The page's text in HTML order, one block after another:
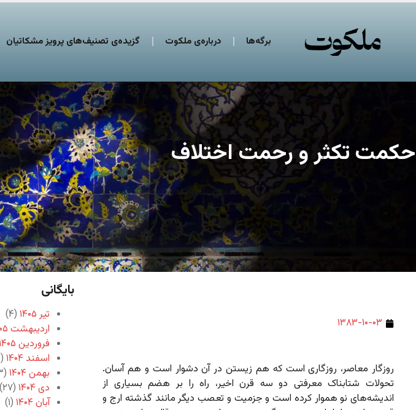
برگه‌ها درباره‌ی ملکوت گزیده‌ی تصنیف‌های پرویز مشکاتیان
حکمت تکثر و رحمت اختلاف
۱۳۸۳-۱۰-۰۳
روزگار معاصر، روزگاری است که هم زیستن در آن دشوار است و هم آسان.
تحولات شتابناک معرفتی دو سه قرن اخیر، راه را بر هضم بسیاری از
اندیشه‌های نو هموار کرده است و جزمیت و تعصب دیگر مانند گذشته ارج و
بایگانی
تیر ۱۴۰۵
(۴)
اردیبهشت ۱۴۰۵
فروردین ۱۴۰۵
اسفند ۱۴۰۴
(۱۲)
بهمن ۱۴۰۴
(۱۳)
دی ۱۴۰۴
(۲۷)
آبان ۱۴۰۴
(۱)